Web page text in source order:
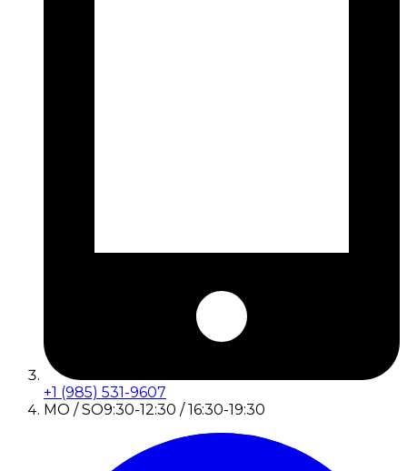
+1 (985) 531-9607
MO / SO9:30-12:30 / 16:30-19:30